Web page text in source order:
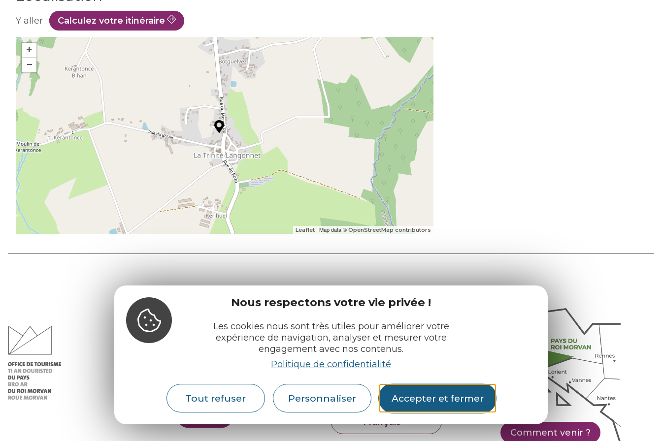
Nous respectons votre vie privée !
Les cookies nous sont très utiles pour améliorer votre
expérience de navigation, analyser et mesurer votre
engagement avec nos contenus.
Politique de confidentialité
Tout refuser Personnaliser Accepter et fermer
Y aller : Calculez votre itinéraire
+
−
Leaflet | Map data © OpenStreetMap contributors
du Pays du roi
Nos brochures
Partenaires
Français
English
Comment venir ?